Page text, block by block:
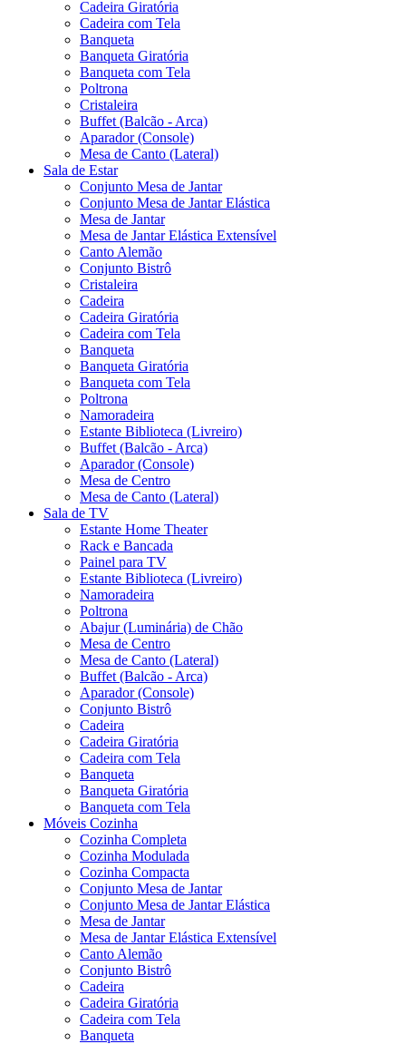
Cadeira Giratória
Cadeira com Tela
Banqueta
Banqueta Giratória
Banqueta com Tela
Poltrona
Cristaleira
Buffet (Balcão - Arca)
Aparador (Console)
Mesa de Canto (Lateral)
Sala de Estar
Conjunto Mesa de Jantar
Conjunto Mesa de Jantar Elástica
Mesa de Jantar
Mesa de Jantar Elástica Extensível
Canto Alemão
Conjunto Bistrô
Cristaleira
Cadeira
Cadeira Giratória
Cadeira com Tela
Banqueta
Banqueta Giratória
Banqueta com Tela
Poltrona
Namoradeira
Estante Biblioteca (Livreiro)
Buffet (Balcão - Arca)
Aparador (Console)
Mesa de Centro
Mesa de Canto (Lateral)
Sala de TV
Estante Home Theater
Rack e Bancada
Painel para TV
Estante Biblioteca (Livreiro)
Namoradeira
Poltrona
Abajur (Luminária) de Chão
Mesa de Centro
Mesa de Canto (Lateral)
Buffet (Balcão - Arca)
Aparador (Console)
Conjunto Bistrô
Cadeira
Cadeira Giratória
Cadeira com Tela
Banqueta
Banqueta Giratória
Banqueta com Tela
Móveis Cozinha
Cozinha Completa
Cozinha Modulada
Cozinha Compacta
Conjunto Mesa de Jantar
Conjunto Mesa de Jantar Elástica
Mesa de Jantar
Mesa de Jantar Elástica Extensível
Canto Alemão
Conjunto Bistrô
Cadeira
Cadeira Giratória
Cadeira com Tela
Banqueta